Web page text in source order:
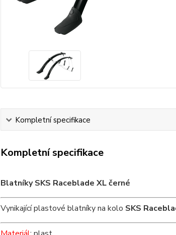
Kompletní specifikace
Kompletní specifikace
Blatníky SKS Raceblade XL černé
Vynikající plastové blatníky na kolo SKS